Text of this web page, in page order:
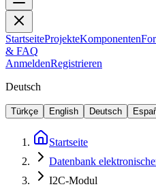
StartseiteProjekteKomponenten
& FAQ
AnmeldenRegistrieren
Deutsch
Türkçe English Deutsch
Startseite
Datenbank
I2C-Modul